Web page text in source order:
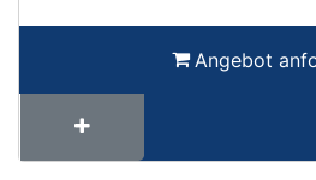
Angebot